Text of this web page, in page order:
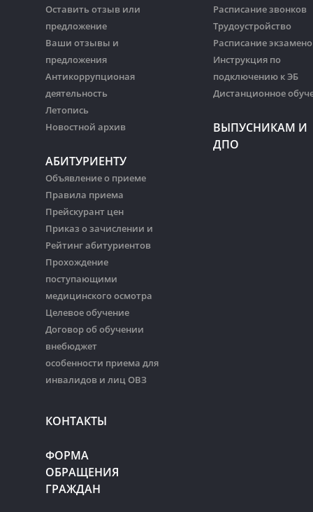
Оставить отзыв или
предложение
Ваши отзывы и
предложения
Антикоррупционая
деятельность
Летопись
Новостной архив
АБИТУРИЕНТУ
Объявление о приеме
Правила приема
Прейскурант цен
Приказ о зачислении и
Рейтинг абитуриентов
Прохождение
поступающими
медицинского осмотра
Целевое обучение
Договор об обучении
внебюджет
особенности приема для
инвалидов и лиц ОВЗ
Расписание звонков
Трудоустройство
Расписание
Инструкция по
подключению к ЭБ
Дистанционное
ВЫПУСНИКАМ И
ДПО
КОНТАКТЫ
ФОРМА
ОБРАЩЕНИЯ
ГРАЖДАН